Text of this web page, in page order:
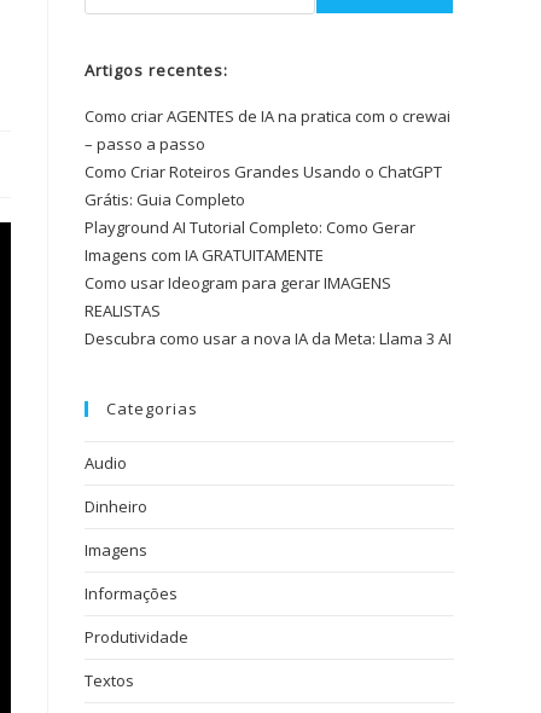
Artigos recentes:
Como criar AGENTES de IA na pratica com o crewai
– passo a passo
Como Criar Roteiros Grandes Usando o ChatGPT
Grátis: Guia Completo
Playground AI Tutorial Completo: Como Gerar
Imagens com IA GRATUITAMENTE
Como usar Ideogram para gerar IMAGENS
REALISTAS
Descubra como usar a nova IA da Meta: Llama 3 AI
Categorias
Audio
Dinheiro
Imagens
Informações
Produtividade
Textos